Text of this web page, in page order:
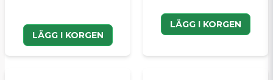
LÄGG I KORGEN
LÄGG I KORGEN